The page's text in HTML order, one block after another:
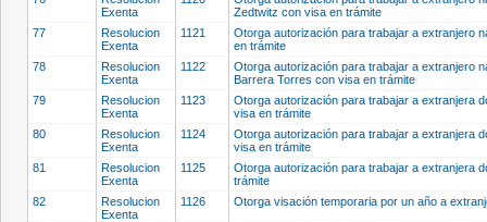
Exenta
Zedtwitz con visa en trámite
77
Resolucion
Exenta
1121
Otorga autorización para trabajar a extranjero
en trámite
78
Resolucion
Exenta
1122
Otorga autorización para trabajar a extranjero
Barrera Torres con visa en trámite
79
Resolucion
Exenta
1123
Otorga autorización para trabajar a extranjera
visa en trámite
80
Resolucion
Exenta
1124
Otorga autorización para trabajar a extranjera
visa en trámite
81
Resolucion
Exenta
1125
Otorga autorización para trabajar a extranjera
trámite
82
Resolucion
Exenta
1126 Otorga visación temporaria por un año a